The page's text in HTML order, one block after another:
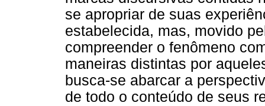
se apropriar de suas
estabelecida, mas, movido
compreender o fenômeno
maneiras distintas por
busca-se abarcar a
de todo o conteúdo de seus